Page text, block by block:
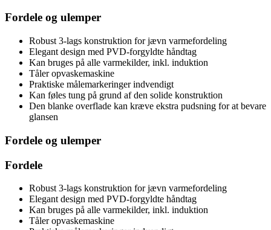
Fordele og ulemper
Robust 3-lags konstruktion for jævn varmefordeling
Elegant design med PVD-forgyldte håndtag
Kan bruges på alle varmekilder, inkl. induktion
Tåler opvaskemaskine
Praktiske målemarkeringer indvendigt
Kan føles tung på grund af den solide konstruktion
Den blanke overflade kan kræve ekstra pudsning for at bevare
glansen
Fordele og ulemper
Fordele
Robust 3-lags konstruktion for jævn varmefordeling
Elegant design med PVD-forgyldte håndtag
Kan bruges på alle varmekilder, inkl. induktion
Tåler opvaskemaskine